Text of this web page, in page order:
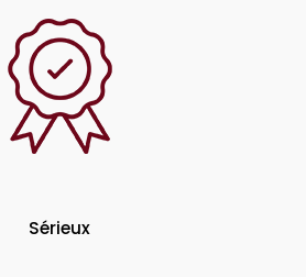
Sérieux